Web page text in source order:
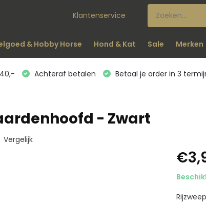
Klantenservice
& Hobby Horse Hond & Kat Sale Merken
Achteraf betalen Betaal je order in 3
- Zwart
Vergelijk